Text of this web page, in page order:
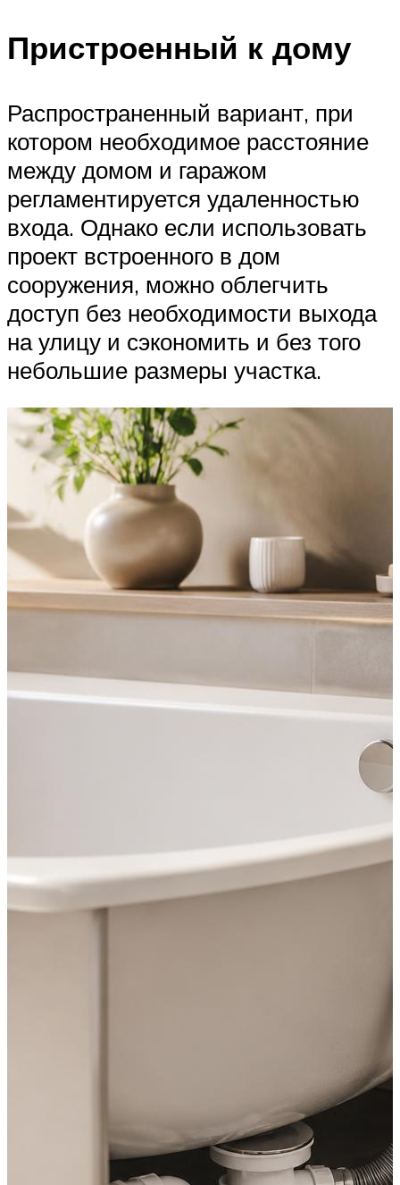
Пристроенный к дому
Распространенный вариант, при
котором необходимое расстояние
между домом и гаражом
регламентируется удаленностью
входа. Однако если использовать
проект встроенного в дом
сооружения, можно облегчить
доступ без необходимости выхода
на улицу и сэкономить и без того
небольшие размеры участка.